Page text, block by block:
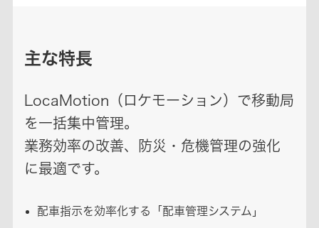
主な特長
LocaMotion（ロケモーション）で移動局
を一括集中管理。
業務効率の改善、防災・危機管理の強化
に最適です。
配車指示を効率化する「配車管理システム」